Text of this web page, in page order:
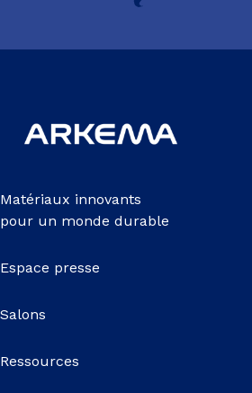
Matériaux innovants
pour un monde durable
Espace presse
Salons
Ressources